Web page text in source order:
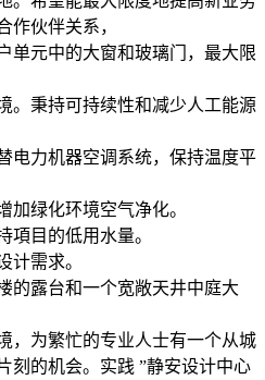
作伙伴关系，
单元中的大窗和玻璃门，最大限
。秉持可持续性和减少人工能源
电力机器空调系统，保持温度平
加绿化环境空气净化。
項目的低用水量。
计需求。
的露台和一个宽敞天井中庭大
，为繁忙的专业人士有一个从城
刻的机会。实践 ”静安设计中心